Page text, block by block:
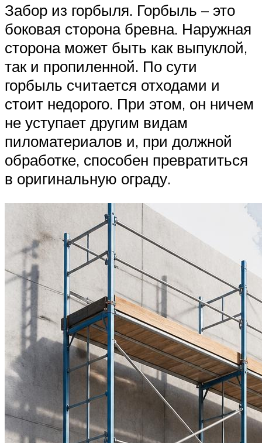
Забор из горбыля. Горбыль – это
боковая сторона бревна. Наружная
сторона может быть как выпуклой,
так и пропиленной. По сути
горбыль считается отходами и
стоит недорого. При этом, он ничем
не уступает другим видам
пиломатериалов и, при должной
обработке, способен превратиться
в оригинальную ограду.